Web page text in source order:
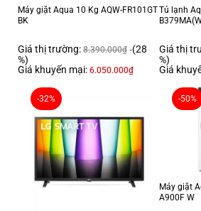
- Aqua Inverter 357 lít AQR-T376FA(FB) thuộc
thép
giảm thiểu trầy xước hoặc biến dạng trong
Với
gam màu đen
sang trọng, mẫu tủ lạnh
hòa với nhiều nội thất khác bên trong không
tích 357 lít
, tủ lạnh có thể đáp ứng nhu cầu
những gia đình từ
Máy giặt Aqua 10 Kg AQW-FR101GT
BK
Giá thị trường: 8.390.000₫ (28
%)
Giá khuyến mại: 6.050.000₫
Tủ lạnh
Giá thị
%)
Giá
-32% -50%
Máy giặt
A900F W